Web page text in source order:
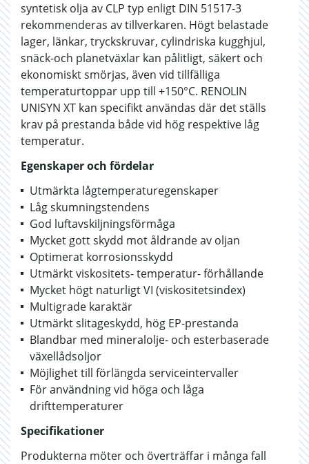
syntetisk olja av CLP typ enligt DIN 51517-3
rekommenderas av tillverkaren. Högt belastade
lager, länkar, tryckskruvar, cylindriska kugghjul,
snäck-och planetväxlar kan pålitligt, säkert och
ekonomiskt smörjas, även vid tillfälliga
temperaturtoppar upp till +150°C. RENOLIN
UNISYN XT kan specifikt användas där det ställs
krav på prestanda både vid hög respektive låg
temperatur.
Egenskaper och fördelar
Utmärkta lågtemperaturegenskaper
Låg skumningstendens
God luftavskiljningsförmåga
Mycket gott skydd mot åldrande av oljan
Optimerat korrosionsskydd
Utmärkt viskositets- temperatur- förhållande
Mycket högt naturligt VI (viskositetsindex)
Multigrade karaktär
Utmärkt slitageskydd, hög EP-prestanda
Blandbar med mineralolje- och esterbaserade
växellådsoljor
Möjlighet till förlängda serviceintervaller
För användning vid höga och låga
drifttemperaturer
Specifikationer
Produkterna möter och överträffar i många fall